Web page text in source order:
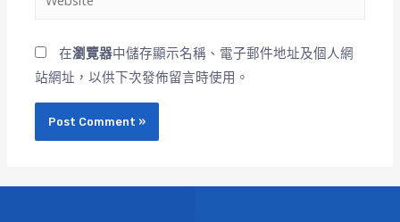
在瀏覽器中儲存顯示名稱、電子郵件地址及個人網
站網址，以供下次發佈留言時使用。